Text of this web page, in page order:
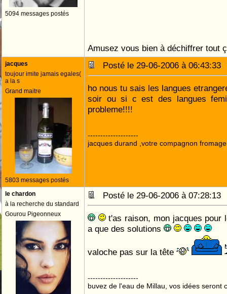
5094 messages postés
Amusez vous bien à déchiffrer tout
jacques
toujour imite jamais egales(
a la s
Grand maitre
5803 messages postés
Posté le 29-06-2006 à
ho nous tu sais les langues
soir ou si c est des langues
probleme!!!!
--------------------
jacques durand ,votre compagnon
le chardon
à la recherche du standard
Gourou Pigeonneux
Posté le 29-06-2006 à
t'as raison, mon jacques pour
a que des solutions
valoche pas sur la tête
--------------------
buvez de l'eau de Millau, vos idées seront